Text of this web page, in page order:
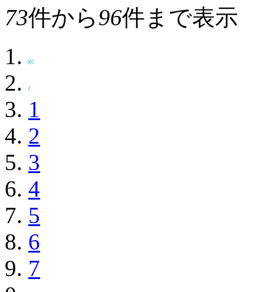
73件から96件まで表示
1
2
3
4
5
6
7